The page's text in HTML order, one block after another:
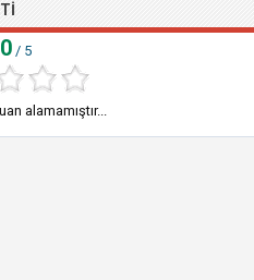
/ 5
alamamıştır...